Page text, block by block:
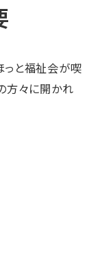
っと福祉会が喫
方々に開かれ